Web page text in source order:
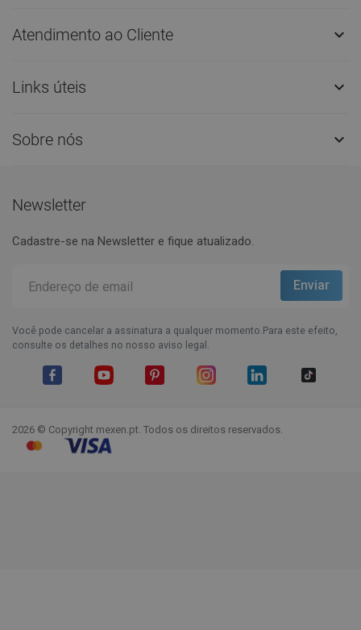
Atendimento ao Cliente 
Links úteis 
Sobre nós 
Newsletter
Cadastre-se na Newsletter e fique atualizado.
Você pode cancelar a assinatura a qualquer momento.Para este efeito,
consulte os detalhes no nosso aviso legal.
2026 © Copyright mexen.pt. Todos os direitos reservados.